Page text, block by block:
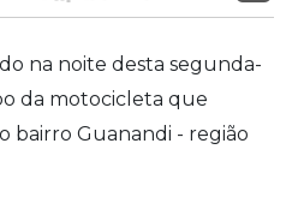
na noite desta segunda-
da motocicleta que
bairro Guanandi - região